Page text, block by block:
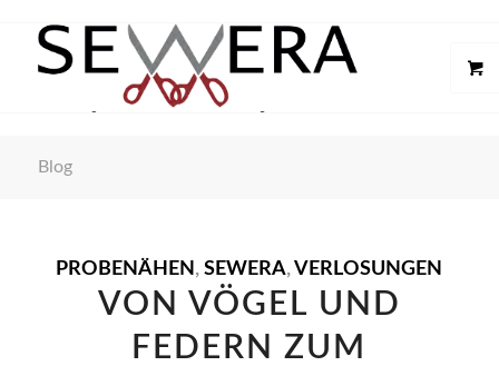
Blog
PROBENÄHEN ,SEWERA,VERLOSUNGEN
VON VÖGEL UND
FEDERN ZUM